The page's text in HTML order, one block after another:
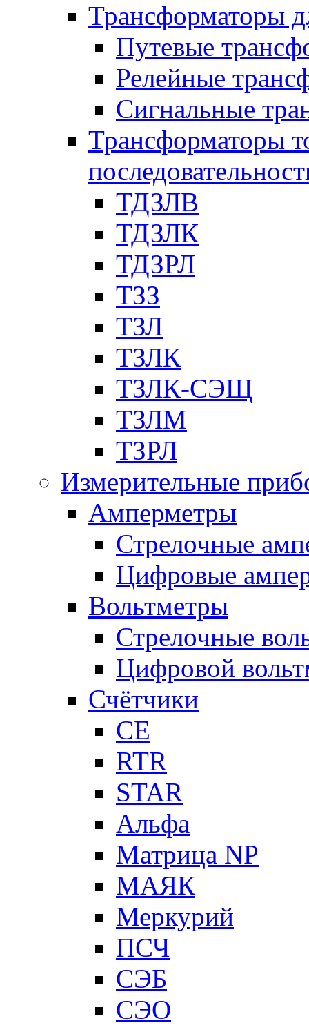
Трансформаторы
Путевые
Релейные
Сигнальные
Трансформаторы
ТДЗЛВ
ТДЗЛК
ТДЗРЛ
ТЗЗ
ТЗЛ
ТЗЛК
ТЗЛК-СЭЩ
ТЗЛМ
ТЗРЛ
Измерительные
Амперметры
Стрелочные
Цифровые
Вольтметры
Стрелочные
Цифровой
Счётчики
CE
RTR
STAR
Альфа
Матрица NP
МАЯК
Меркурий
ПСЧ
СЭБ
СЭО